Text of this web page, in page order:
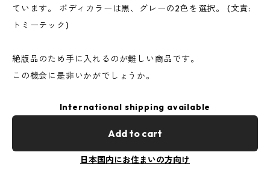
ています。 ボディカラーは黒、グレーの2色を選択。 (文責:
トミーテック)
絶版品のため手に入れるのが難しい商品です。
この機会に是非いかがでしょうか。
International shipping available
Add to cart
日本国内にお住まいの方向け